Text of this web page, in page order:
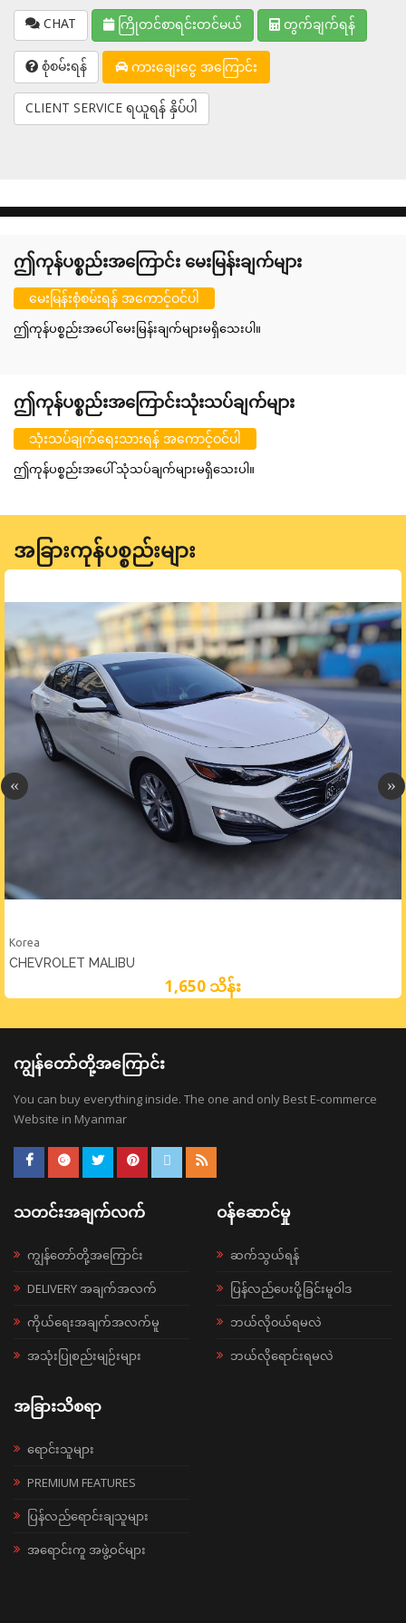
CHAT ကြိုတင်စာရင်းတင်မယ် တွက်ချက်ရန်
စုံစမ်းရန် ကားချေးငွေ အကြောင်း
CLIENT SERVICE ရယူရန် နှိပ်ပါ
ဤကုန်ပစ္စည်းအကြောင်း မေးမြန်းချက်များ
မေးမြန်းစုံစမ်းရန် အကောင့်ဝင်ပါ
ဤကုန်ပစ္စည်းအပေါ် မေးမြန်းချက်များမရှိသေးပါ။
ဤကုန်ပစ္စည်းအကြောင်းသုံးသပ်ချက်များ
သုံးသပ်ချက်ရေးသားရန် အကောင့်ဝင်ပါ
ဤကုန်ပစ္စည်းအပေါ် သုံသပ်ချက်များမရှိသေးပါ။
အခြားကုန်ပစ္စည်းများ
Korea
CHEVROLET MALIBU
1,650 သိန်း
ကျွန်တော်တို့အကြောင်း
You can buy everything inside. The one and only Best E-commerce
Website in Myanmar
သတင်းအချက်လက်
ကျွန်တော်တို့အကြောင်း
DELIVERY အချက်အလက်
ကိုယ်ရေးအချက်အလက်မူ
အသုံးပြုစည်းမျဉ်းများ
ဝန်ဆောင်မှု
ဆက်သွယ်ရန်
ပြန်လည်ပေးပို့ခြင်းမူဝါဒ
ဘယ်လို၀ယ်ရမလဲ
ဘယ်လိုရောင်းရမလဲ
အခြားသိစရာ
ရောင်းသူများ
PREMIUM FEATURES
ပြန်လည်ရောင်းချသူများ
အရောင်းကူ အဖွဲ့ဝင်များ